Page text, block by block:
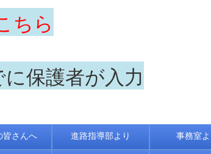
ちら
保護者が入力
皆さんへ 進路指導部より 事務室